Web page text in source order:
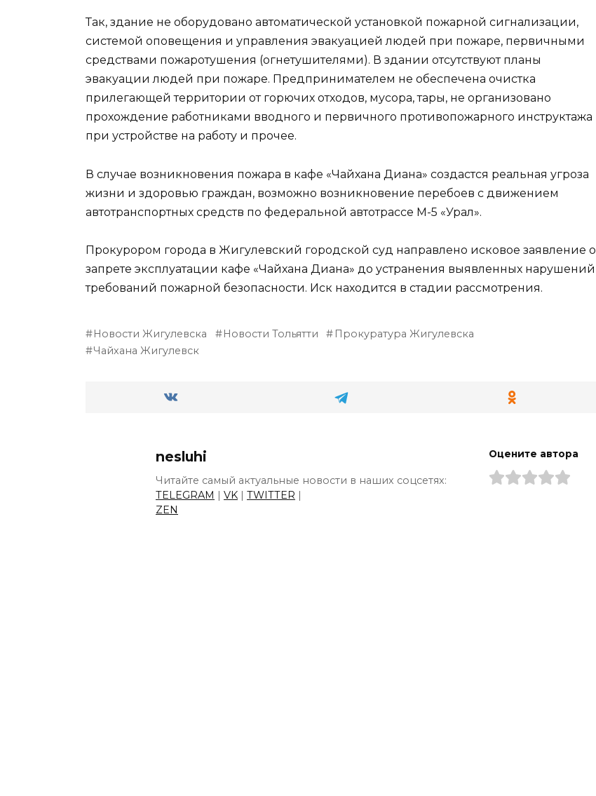
Так, здание не оборудовано автоматической установкой пожарной сигнализации,
системой оповещения и управления эвакуацией людей при пожаре, первичными
средствами пожаротушения (огнетушителями). В здании отсутствуют планы
эвакуации людей при пожаре. Предпринимателем не обеспечена очистка
прилегающей территории от горючих отходов, мусора, тары, не организовано
прохождение работниками вводного и первичного противопожарного инструктажа
при устройстве на работу и прочее.
В случае возникновения пожара в кафе «Чайхана Диана» создастся реальная угроза
жизни и здоровью граждан, возможно возникновение перебоев с движением
автотранспортных средств по федеральной автотрассе М-5 «Урал».
Прокурором города в Жигулевский городской суд направлено исковое заявление о
запрете эксплуатации кафе «Чайхана Диана» до устранения выявленных нарушений
требований пожарной безопасности. Иск находится в стадии рассмотрения.
Новости Жигулевска Новости Тольятти
Прокуратура Жигулевска
Чайхана Жигулевск
nesluhi
Читайте самый актуальные новости в наших соцсетях:
TELEGRAM | VK | TWITTER |
ZEN
Оцените автора